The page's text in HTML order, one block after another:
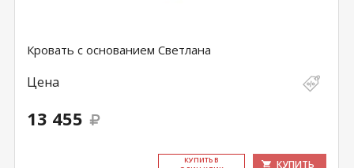
Кровать с основанием Светлана
Цена
13 455
КУ­ПИТЬ В
КУПИТЬ